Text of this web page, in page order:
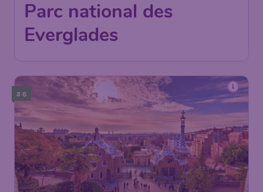
Paris,
Aéroport de Paris-
Charles de Gaulle
de Miami
Départ de:
Trouvé il y a 1h
# 6